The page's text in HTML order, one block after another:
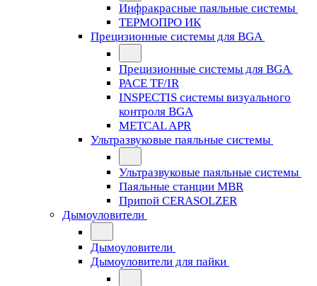
Инфракрасные паяльные системы
ТЕРМОПРО ИК
Прецизионные системы для BGA
Прецизионные системы для BGA
PACE TF/IR
INSPECTIS системы визуального
контроля BGA
METCAL APR
Ультразвуковые паяльные системы
Ультразвуковые паяльные системы
Паяльные станции MBR
Припой CERASOLZER
Дымоуловители
Дымоуловители
Дымоуловители для пайки